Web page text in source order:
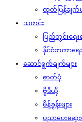
ထုတ်ပြန်ချက်မ
သတင်း
ပြည်တွင်းရေး
နိုင်ငံတကာရေ
ဆောင်ရွက်ချက်များ
ဓာတ်ပုံ
ဗွီဒီယို
မိန့်ခွန်းများ
ပညာပေးဆွေးနွ